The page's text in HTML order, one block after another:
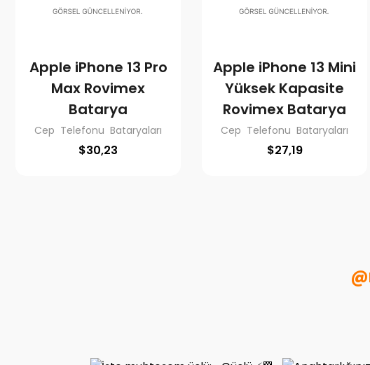
Apple iPhone 13 Pro
Max Rovimex
Batarya
Cep Telefonu Bataryaları
$30,23
Apple iPhone 13 Mini
Yüksek Kapasite
Rovimex Batarya
Cep Telefonu Bataryaları
$27,19